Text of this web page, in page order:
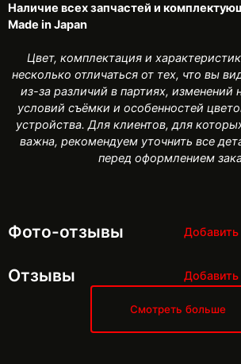
Наличие всех запчастей и
Made in Japan
Цвет, комплектация и
несколько отличаться от тех, что вы
из-за различий в партиях, изменений
условий съёмки и особенностей
устройства. Для клиентов, для
важна, рекомендуем уточнить все
перед оформлением
Фото-отзывы
Отзывы
Смотреть больше